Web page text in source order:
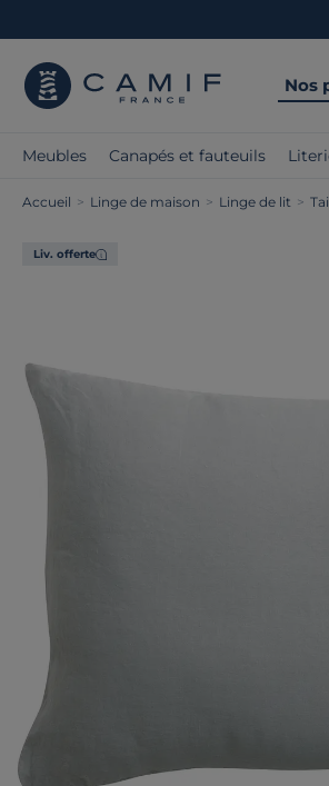
Nos
Meubles Canapés et fauteuils
Accueil > Linge de maison > Linge de lit >
Liv. offerte